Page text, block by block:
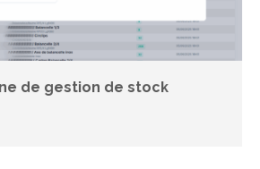
de gestion de stock